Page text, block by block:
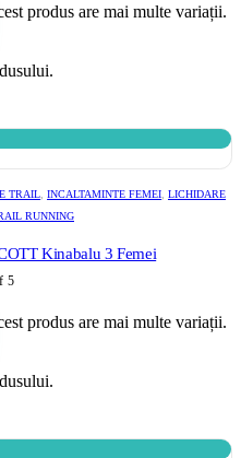
produs are mai multe variații.
TRAIL INCALTAMINTE FEMEI LICHIDARE
RUNNING
Kinabalu 3 Femei
5
produs are mai multe variații.